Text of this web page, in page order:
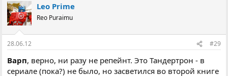
Leo Prime
Reo Puraimu
28.06.12 #29
Варп, верно, ни разу не репейнт. Это Тандертрон - в
сериале (пока?) не было, но засветился во второй книге